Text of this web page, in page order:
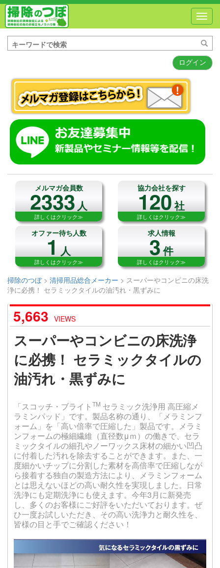
ログイン
メルマガ会員数
2333人
詳しくはクリック≫
協力会社を探す
120社
詳しくはクリック≫
オファー待ち人数
1人
詳しくはクリック≫
求人情報
3件
詳しくはクリック≫
掃除のつぼ> 清掃用品総合メーカー > スーパーやコンビニの床洗
浄に必携！ セラミックタイルの油汚れ・黒ずみに
5,663 VIEWS
スーパーやコンビニの床洗浄
に必携！ セラミックタイルの
油汚れ・黒ずみに
「スコッチ・ブライト TM セラミック洗浄用 高圧縮メ
ラミンパッド」です。製品名称の通り、「メラミンフ
ォーム」を「高い倍率で圧縮した」製品です。メラミ
ンフォームの極細繊維（直径数μｍ）の働きで、セラ
ミックタイルの細孔やノーワックス床材の細かい凹凸
に付着した汚れを除去することができます。また、一
度細かいチップに分割した素材を高倍率で圧縮しなが
ら接着する独自の製造方法により、メラミンフォーム
とは思えないほどの高い耐久性を実現しました。日常
洗浄にも定期洗浄にも使えます。今年3月に新発売
し、多くのお客様にご好評をいただいております。ぜ
ひ一度お試しいただき、その高い洗浄力と耐久性を、
皆様の目と手でご確認ください！